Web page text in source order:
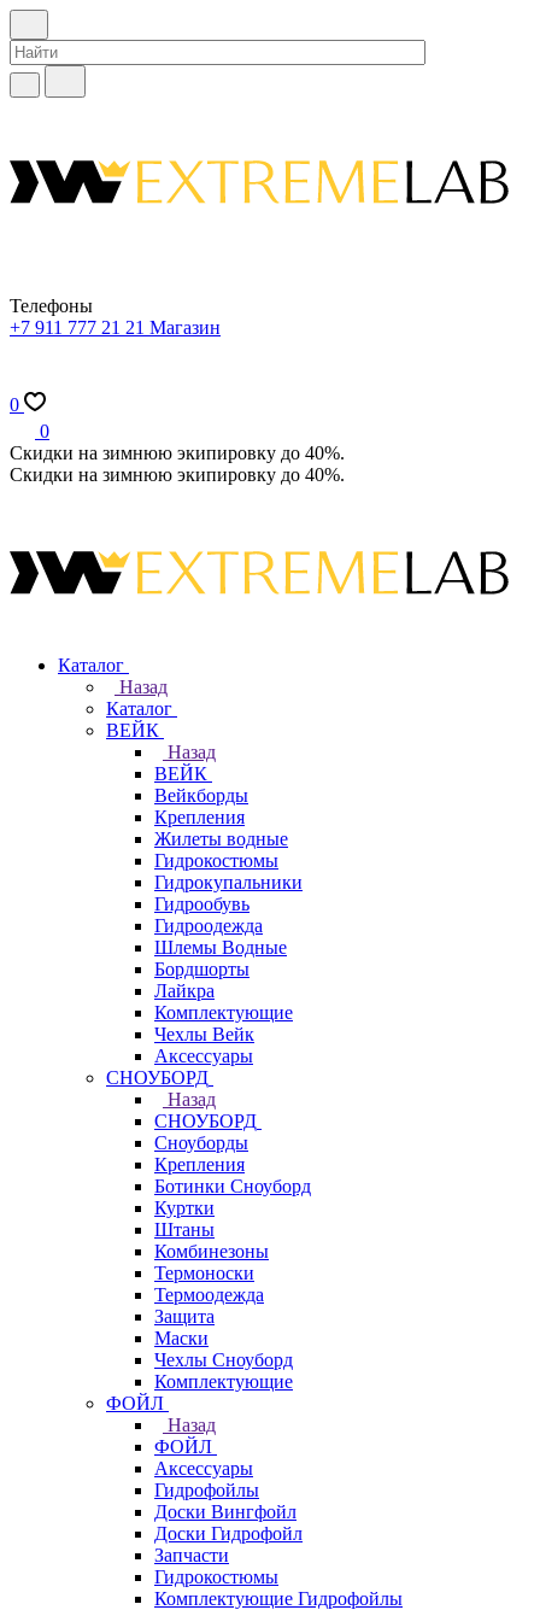
Телефоны
+7 911 777 21 21 Магазин
0
0
Скидки на зимнюю экипировку до 40%.
Скидки на зимнюю экипировку до 40%.
Каталог
Назад
Каталог
ВЕЙК
Назад
ВЕЙК
Вейкборды
Крепления
Жилеты водные
Гидрокостюмы
Гидрокупальники
Гидрообувь
Гидроодежда
Шлемы Водные
Бордшорты
Лайкра
Комплектующие
Чехлы Вейк
Аксессуары
СНОУБОРД
Назад
СНОУБОРД
Сноуборды
Крепления
Ботинки Сноуборд
Куртки
Штаны
Комбинезоны
Термоноски
Термоодежда
Защита
Маски
Чехлы Сноуборд
Комплектующие
ФОЙЛ
Назад
ФОЙЛ
Аксессуары
Гидрофойлы
Доски Вингфойл
Доски Гидрофойл
Запчасти
Гидрокостюмы
Комплектующие Гидрофойлы